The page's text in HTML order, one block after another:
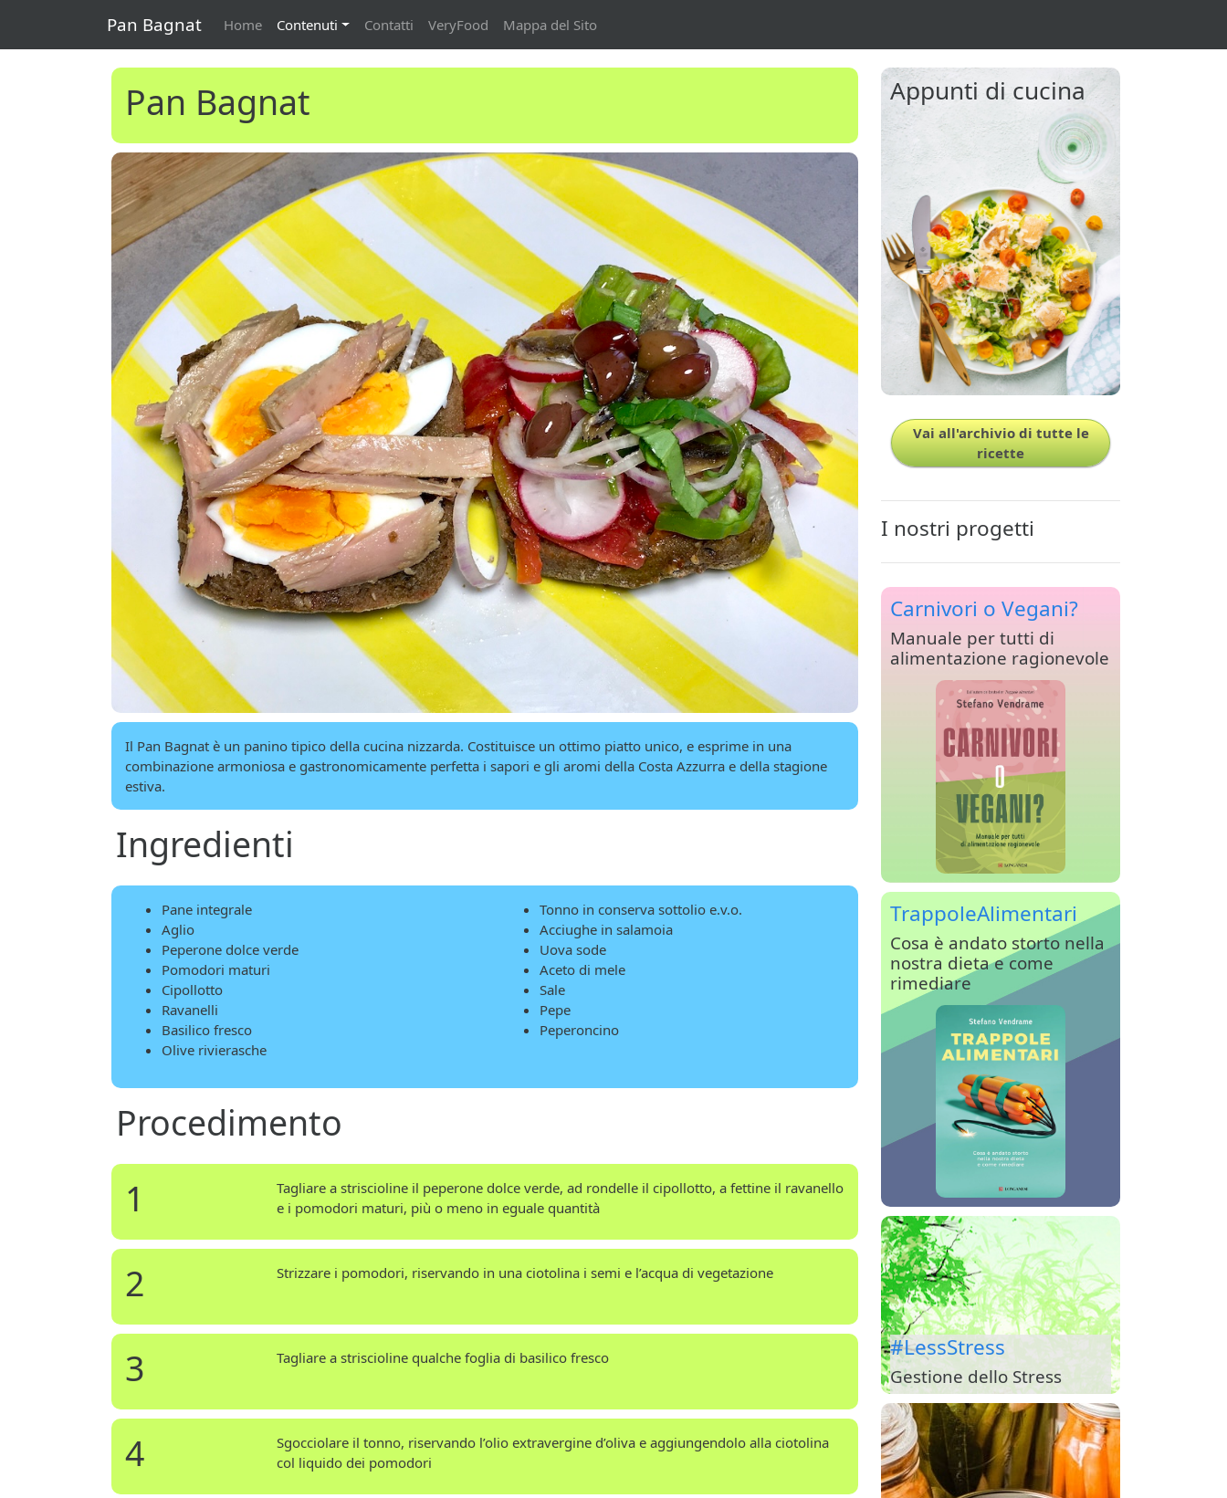
Pan Bagnat Home Contenuti Contatti VeryFood Mappa del Sito
Pan Bagnat
Il Pan Bagnat è un panino tipico della cucina nizzarda. Costituisce un ottimo piatto unico, e esprime in una
combinazione armoniosa e gastronomicamente perfetta i sapori e gli aromi della Costa Azzurra e della stagione
estiva.
Ingredienti
Pane integrale
Aglio
Peperone dolce verde
Pomodori maturi
Cipollotto
Ravanelli
Basilico fresco
Olive rivierasche
Tonno in conserva sottolio e.v.o.
Acciughe in salamoia
Uova sode
Aceto di mele
Sale
Pepe
Peperoncino
Procedimento
1
Tagliare a striscioline il peperone dolce verde, ad rondelle il cipollotto, a fettine il ravanello
e i pomodori maturi, più o meno in eguale quantità
2 Strizzare i pomodori, riservando in una ciotolina i semi e l’acqua di vegetazione
3 Tagliare a striscioline qualche foglia di basilico fresco
4
Sgocciolare il tonno, riservando l’olio extravergine d’oliva e aggiungendolo alla ciotolina
col liquido dei pomodori
Appunti di cucina
Vai all'archivio di tutte le
ricette
I nostri progetti
Carnivori o Vegani?
Manuale per tutti di
alimentazione ragionevole
TrappoleAlimentari
Cosa è andato storto nella
nostra dieta e come
rimediare
#LessStress
Gestione dello Stress